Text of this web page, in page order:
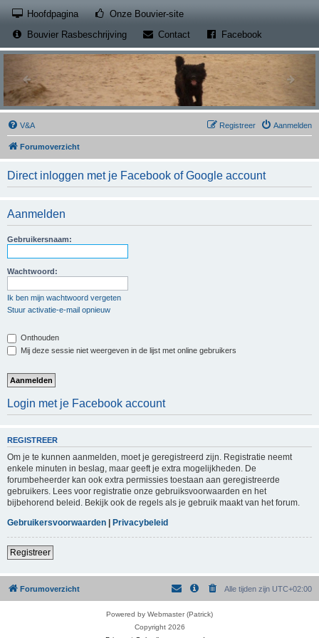
Hoofdpagina Onze Bouvier-site(Opens a new tab)
Bouvier Rasbeschrijving
Contact(Opens a new tab)
Facebook
V&A Aanmelden
Registreer
Forumoverzicht
Direct inloggen met je Facebook of Google account
Aanmelden
Gebruikersnaam:
Wachtwoord:
Ik ben mijn wachtwoord vergeten
Stuur activatie-e-mail opnieuw
Onthouden
Mij deze sessie niet weergeven in de lijst met online gebruikers
Login met je Facebook account
REGISTREER
Om je te kunnen aanmelden, moet je geregistreerd zijn. Registratie neemt
enkele minuten in beslag, maar geeft je extra mogelijkheden. De
forumbeheerder kan ook extra permissies toestaan aan geregistreerde
gebruikers. Lees voor registratie onze gebruiksvoorwaarden en het
bijbehorend beleid. Bekijk ook de regels als je gebruik maakt van het forum.
Gebruikersvoorwaarden | Privacybeleid
Registreer
Forumoverzicht Alle tijden zijn UTC+02:00
Powered by Webmaster (Patrick)
Copyright 2026